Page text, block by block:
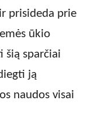
prisideda prie
ūkio
šią sparčiai
ją
naudos visai